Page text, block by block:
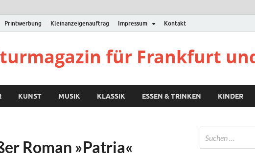
Printwerbung Kleinanzeigenauftrag Impressum Kontakt
für Frankfurt
KUNST MUSIK KLASSIK ESSEN & TRINKEN KINDER
Roman »Patria«